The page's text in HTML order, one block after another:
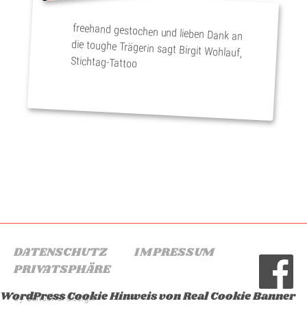
freehand gestochen und lieben Dank an
die toughe Trägerin sagt Birgit Wohlauf,
Stichtag-Tattoo
DATENSCHUTZ
IMPRESSUM
PRIVATSPHÄRE
by zeitschel-design
WordPress Cookie Hinweis von Real Cookie Banner